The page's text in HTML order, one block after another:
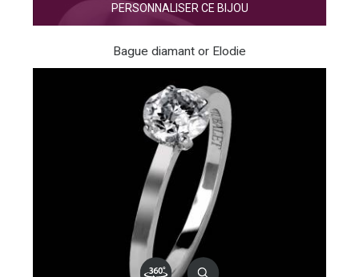
PERSONNALISER CE BIJOU
Bague diamant or Elodie